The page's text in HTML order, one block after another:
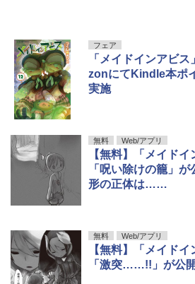
フェア
「メイドインアビ
zonにてKindle本ポ
実施
無料 Web/アプリ
【無料】「メイド
「呪い除けの籠」
形の正体は……
無料 Web/アプリ
【無料】「メイド
「激突……!!」が公